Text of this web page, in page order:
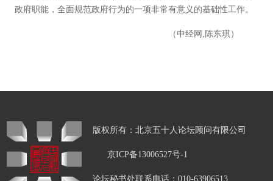
政府职能，全面规范政府行为的一项非常有意义的基础性工作。
（中经网,陈东琪）
版权所有：北京五十人论坛顾问有限公司
京ICP备13006527号-1
论坛秘书处联系电话：010-63906513